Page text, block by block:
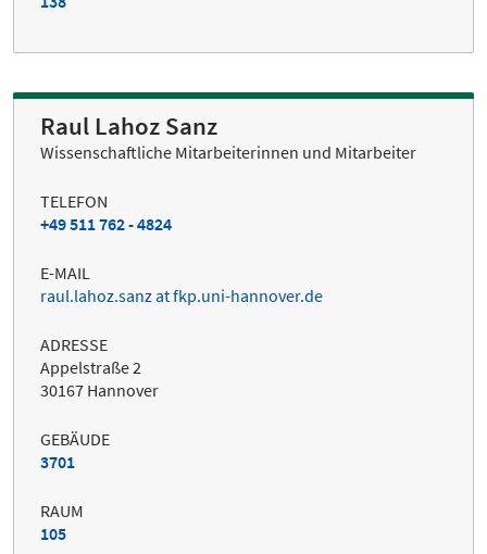
Raul Lahoz Sanz
Wissenschaftliche Mitarbeiterinnen und Mitarbeiter
TELEFON
+49 511 762 - 4824
E-MAIL
raul.lahoz.sanz at fkp.uni-hannover.de
ADRESSE
Appelstraße 2
30167 Hannover
GEBÄUDE
3701
RAUM
105